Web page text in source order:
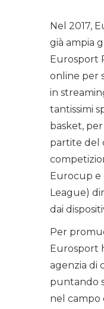
Nel 2017,
già ampia
Eurosport
online per
in
tantissimi
basket,
partite del
Eurocup e
League)
dai
Per
Eurosport
agenzia di
puntando
nel campo